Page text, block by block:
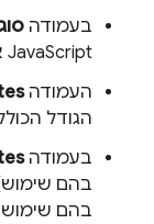
בעמודה סוג
JavaScript או את שניהם.
העמודה
הגודל
בעמודה
בהם
בהם